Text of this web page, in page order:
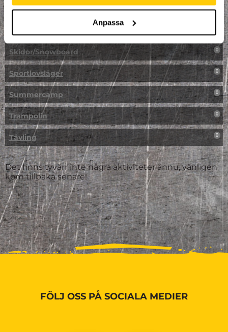
Anpassa
Påsklovsläger
Skidor/Snowboard 0
Sportlovsläger 0
Summercamp 0
Trampolin 0
Tävling 0
Det finns tyvärr inte några aktiviteter ännu, vänligen
kom tillbaka senare!
FÖLJ OSS PÅ SOCIALA MEDIER